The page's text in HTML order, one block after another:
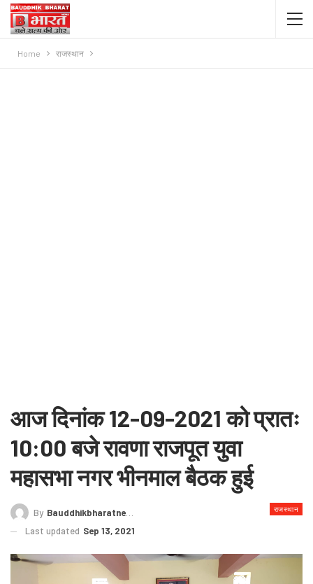
Home राजस्थान
आज दिनांक 12-09-2021 को प्रातः
10:00 बजे रावणा राजपूत युवा
महासभा नगर भीनमाल बैठक हुई
राजस्थान
By Bauddhikbharatnews@gmail.com
Last updated Sep 13, 2021